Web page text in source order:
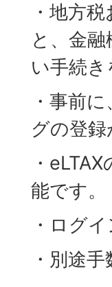
・地方
と、金
い手続き
・事前
グの登録
・
能です。
・ログ
・別途